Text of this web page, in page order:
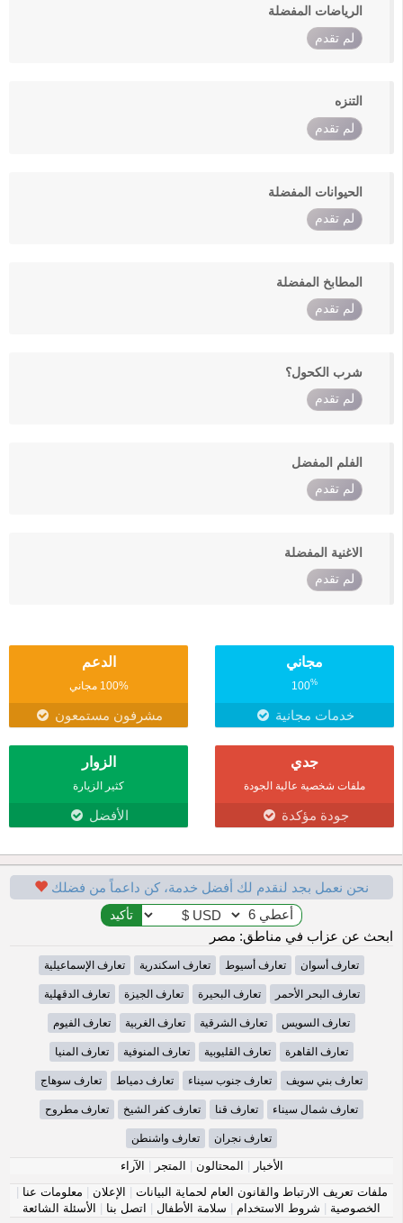
الرياضات المفضلة
لم تقدم
التنزه
لم تقدم
الحيوانات المفضلة
لم تقدم
المطابخ المفضلة
لم تقدم
شرب الكحول؟
لم تقدم
الفلم المفضل
لم تقدم
الاغنية المفضلة
لم تقدم
مجاني
100%
خدمات مجانية
الدعم
100% مجاني
مشرفون مستمعون
جدي
ملفات شخصية عالية الجودة
جودة مؤكدة
الزوار
كثير الزيارة
الأفضل
نحن نعمل بجد لنقدم لك أفضل خدمة، كن داعماً من فضلك
ابحث عن عزاب في مناطق: مصر
تعارف أسوان تعارف أسيوط تعارف اسكندرية تعارف الإسماعيلية
تعارف البحر الأحمر تعارف البحيرة تعارف الجيزة تعارف الدقهلية
تعارف السويس تعارف الشرقية تعارف الغربية تعارف الفيوم
تعارف القاهرة تعارف القليوبية تعارف المنوفية تعارف المنيا
تعارف بني سويف تعارف جنوب سيناء تعارف دمياط تعارف سوهاج
تعارف شمال سيناء تعارف قنا تعارف كفر الشيخ تعارف مطروح
تعارف نجران تعارف واشنطن
الأخبار | المحتالون | المتجر | الآراء
ملفات تعريف الارتباط والقانون العام لحماية البيانات | الإعلان | معلومات عنا |
الخصوصية | شروط الاستخدام | سلامة الأطفال | اتصل بنا | الأسئلة الشائعة